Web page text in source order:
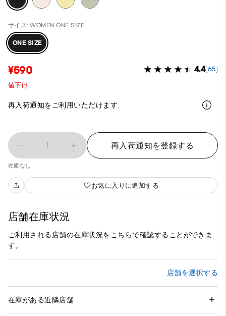
サイズ: WOMEN ONE SIZE
ONE SIZE
¥590 4.4(65)
値下げ
再入荷通知をご利用いただけます
1 再入荷通知を登録する
在庫なし
お気に入りに追加する
店舗在庫状況
ご利用される店舗の在庫状況をこちらで確認することができま
す。
店舗を選択する
在庫がある近隣店舗